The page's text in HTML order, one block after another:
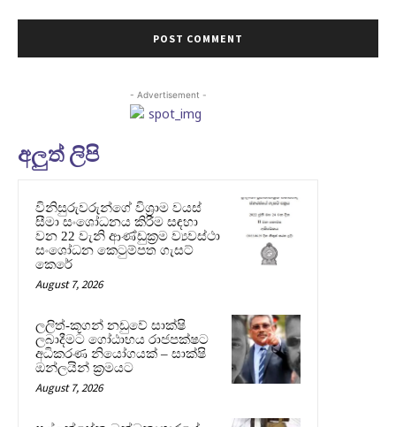
- Advertisement -
අලුත් ලිපි
විනිසුරුවරුන්ගේ විශ්‍රාම වයස්
සීමා සංශෝධනය කිරීම සඳහා
වන 22 වැනි ආණ්ඩුක්‍රම ව්‍යවස්ථා
සංශෝධන කෙටුම්පත ගැසට්
කෙරේ
August 7, 2026
ලලිත්-කූගන් නඩුවේ සාක්ෂි
ලබාදීමට ගෝඨාභය රාජපක්ෂට
අධිකරණ නියෝගයක් – සාක්ෂි
ඔන්ලයින් ක්‍රමයට
August 7, 2026